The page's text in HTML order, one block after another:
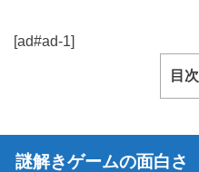
[ad#ad-1]
目次
謎解きゲームの面白さ